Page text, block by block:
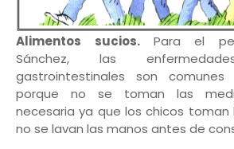
Alimentos sucios. Para el
Sánchez, las
gastrointestinales son
porque no se toman las
necesaria ya que los chicos toman
no se lavan las manos antes de